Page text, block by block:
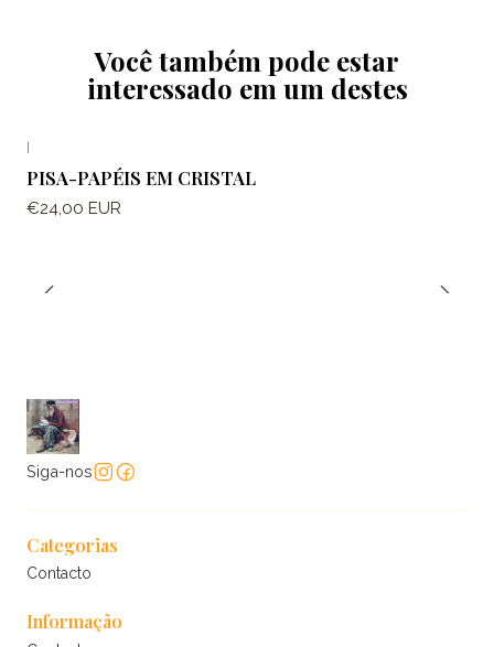
Você também pode estar
interessado em um destes
|
PISA-PAPÉIS EM CRISTAL
€24,00 EUR
Siga-nos
Categorias
Contacto
Informação